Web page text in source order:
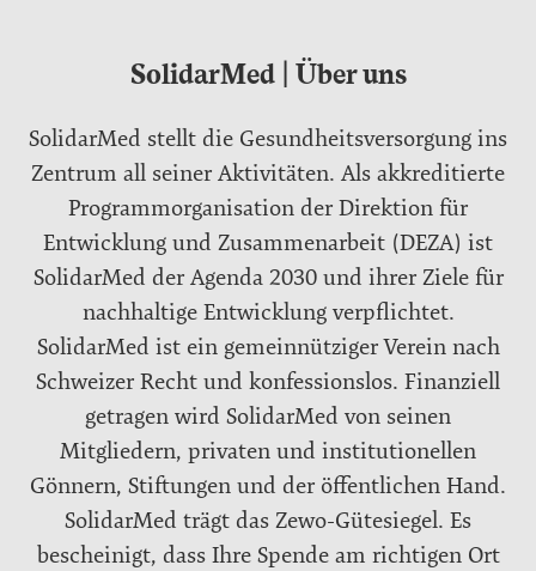
SolidarMed | Über uns
SolidarMed stellt die Gesundheitsversorgung ins
Zentrum all seiner Aktivitäten. Als akkreditierte
Programmorganisation der Direktion für
Entwicklung und Zusammenarbeit (DEZA) ist
SolidarMed der Agenda 2030 und ihrer Ziele für
nachhaltige Entwicklung verpflichtet.
SolidarMed ist ein gemeinnütziger Verein nach
Schweizer Recht und konfessionslos. Finanziell
getragen wird SolidarMed von seinen
Mitgliedern, privaten und institutionellen
Gönnern, Stiftungen und der öffentlichen Hand.
SolidarMed trägt das Zewo-Gütesiegel. Es
bescheinigt, dass Ihre Spende am richtigen Ort